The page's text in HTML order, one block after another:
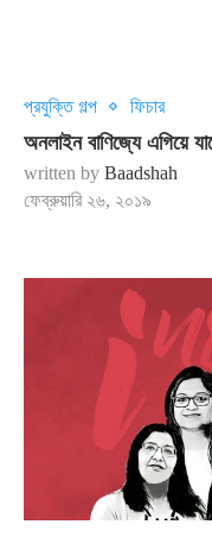
প্রযুক্তি গল্প ফিচার
অনলাইন বাণিজ্যে এগিয়ে
written by Baadshah
ফেব্রুয়ারি ২৬, ২০১৯